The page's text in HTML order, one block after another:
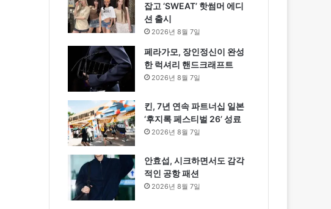
잡고 ‘SWEAT’ 핫썸머 에디
션 출시
2026년 8월 7일
페라가모, 장인정신이 완성
한 럭셔리 핸드크래프트
2026년 8월 7일
킨, 7년 연속 파트너십 일본
‘후지록 페스티벌 26’ 성료
2026년 8월 7일
안효섭, 시크하면서도 감각
적인 공항 패션
2026년 8월 7일